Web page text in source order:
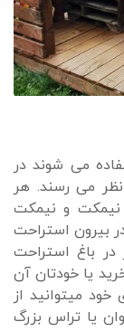
می شوند در
نظر می رسند. هر
نیمکت و نیمکت
بیرون استراحت
در باغ استراحت
یا خودتان آن
میتوانید از
یا تراس بزرگ